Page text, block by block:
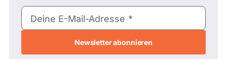
E-
Mail-
Deine E-Mail-Adresse